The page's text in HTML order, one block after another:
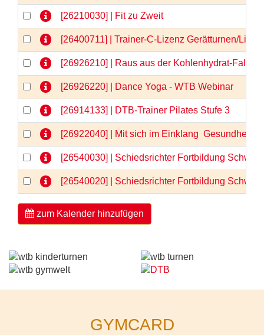
[26210030] | Fit zu Zweit
[26400711] | Trainer-C-Lizenz Gerätturnen/
[26926210] | Raus aus der Kohlenhydrat-Falle
[26926220] | Dance Yoga - WTB Webinar
[26914133] | DTB-Trainer Pilates Stufe 3
[26922040] | Mit sich im Einklang  Gesundheit
[26540030] | Schiedsrichter Fortbildung
[26540020] | Schiedsrichter Fortbildung
zum Kalender hinzufügen
GYMCARD